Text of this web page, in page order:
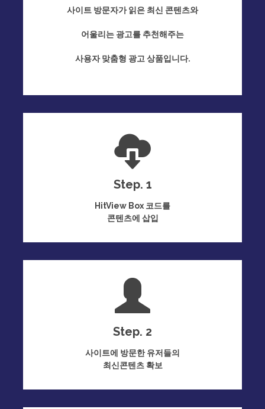
사이트 방문자가 읽은 최신 콘텐츠와
어울리는 광고를 추천해주는
사용자 맞춤형 광고 상품입니다.
Step. 1
HitView Box 코드를
콘텐츠에 삽입
Step. 2
사이트에 방문한 유저들의
최신콘텐츠 확보